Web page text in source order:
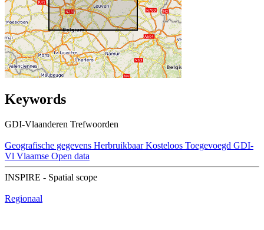
Keywords
GDI-Vlaanderen Trefwoorden
Geografische gegevens Herbruikbaar Kosteloos Toegevoegd GDI-
Vl Vlaamse Open data
INSPIRE - Spatial scope
Regionaal